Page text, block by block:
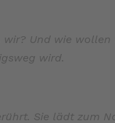
Und wie
wird.
Sie lädt zum